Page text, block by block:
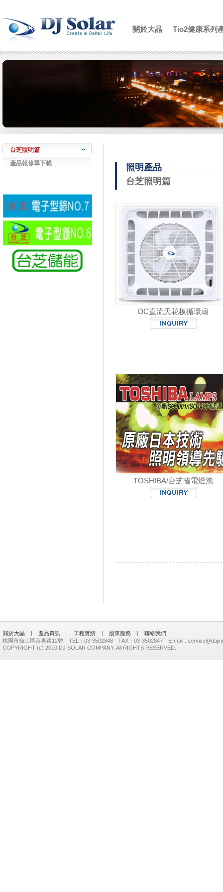
關於大晶 Tio2健康系列
台芝照明篇
產品報修單下載
照明產品
台芝照明篇
DC直流天花板循環扇
TOSHIBA/台芝省電燈泡
關於大晶 | 產品資訊 | 工程實績 | 股東服務 | 聯絡我們
桃園市龜山區茶專路12號 TEL：03-3502848 FAX：03-3502847 E-mail :
COPYRIGHT (c) 2010 DJ SOLAR COMPANY. All RIGHTS RESERVED.